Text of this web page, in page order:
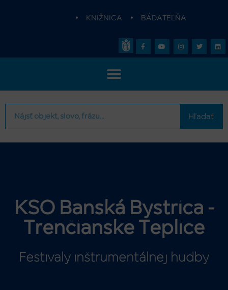
• KNIŽNICA • BÁDATEĽŇA
Hľadať
KSO Banská Bystrica -
Trenčianske Teplice
Festivaly inštrumentálnej hudby